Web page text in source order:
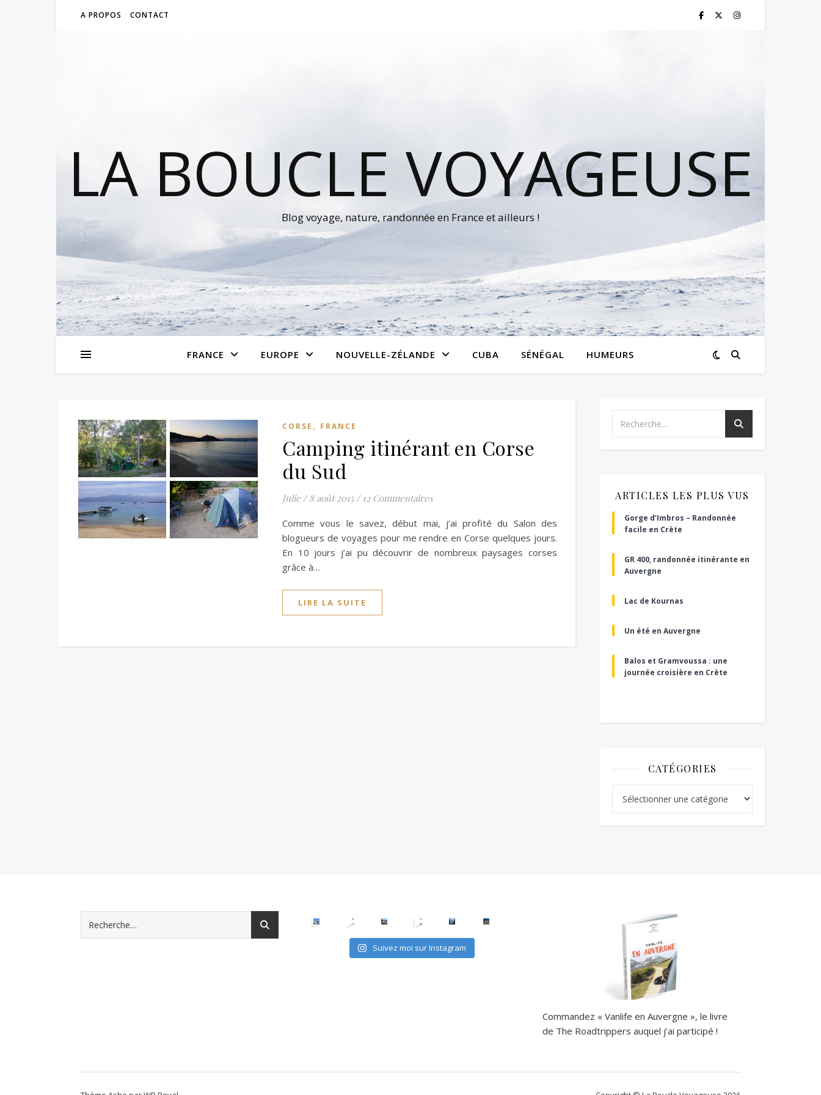
A PROPOS CONTACT
LA BOUCLE VOYAGEUSE
Blog voyage, nature, randonnée en France et ailleurs !
FRANCE EUROPE NOUVELLE-ZÉLANDE CUBA SÉNÉGAL HUMEURS
CORSE , FRANCE
Camping itinérant en Corse
du Sud
Julie / 8 août 2015 / 12 Commentaires
Comme vous le savez, début mai, j’ai profité du Salon des
blogueurs de voyages pour me rendre en Corse quelques jours.
En 10 jours j’ai pu découvrir de nombreux paysages corses
grâce à…
LIRE LA SUITE
ARTICLES LES PLUS VUS
Gorge d’Imbros – Randonnée
facile en Crète
GR 400, randonnée itinérante en
Auvergne
Lac de Kournas
Un été en Auvergne
Balos et Gramvoussa : une
journée croisière en Crète
CATÉGORIES
Suivez moi sur Instagram
Commandez « Vanlife en Auvergne », le livre
de The Roadtrippers auquel j’ai participé !